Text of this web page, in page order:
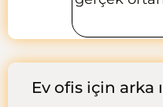
Ev ofis için arka